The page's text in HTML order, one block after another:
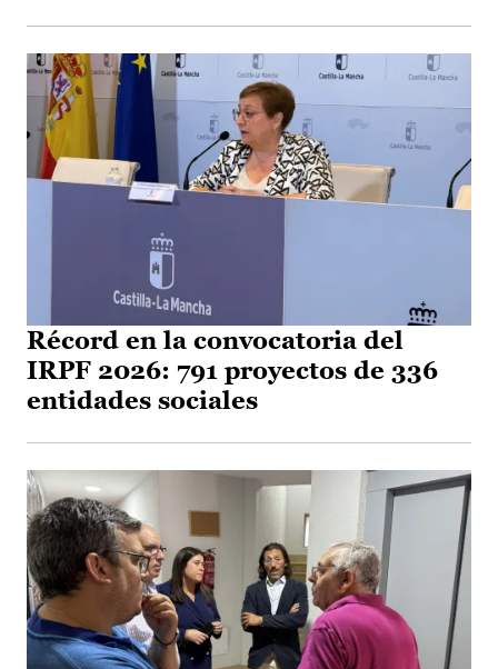
Récord en la convocatoria del
IRPF 2026: 791 proyectos de 336
entidades sociales